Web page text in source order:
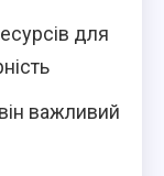
для
важливий